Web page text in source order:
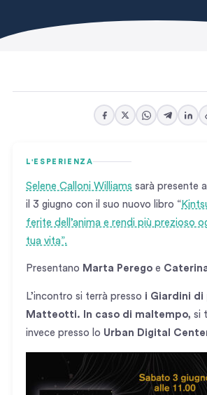
L'ESPERIENZA
Selene Calloni Williams sarà presente
il 3 giugno con il suo nuovo libro “
ferite dell’anima e rendi più prezioso
tua vita”.
Presentano Marta Perego e
L’incontro si terrà presso i Giardini di
Matteotti. In caso di maltempo,si
invece presso lo Urban Digital